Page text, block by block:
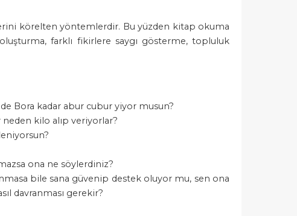
körelten yöntemlerdir. Bu yüzden kitap okuma
farklı fikirlere saygı gösterme, topluluk
de Bora kadar abur cubur yiyor musun?
kilo alıp veriyorlar?
ona ne söylerdiniz?
bile sana güvenip destek oluyor mu, sen ona
davranması gerekir?